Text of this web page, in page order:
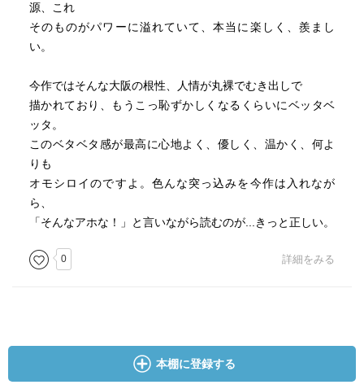
源、これ
そのものがパワーに溢れていて、本当に楽しく、羨まし
い。
今作ではそんな大阪の根性、人情が丸裸でむき出しで
描かれており、もうこっ恥ずかしくなるくらいにベッタベ
ッタ。
このベタベタ感が最高に心地よく、優しく、温かく、何よ
りも
オモシロイのですよ。色んな突っ込みを今作は入れなが
ら、
「そんなアホな！」と言いながら読むのが...きっと正しい。
0 詳細をみる
本棚に登録する